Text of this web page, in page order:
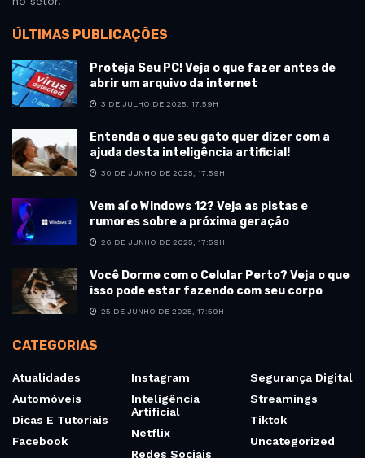
ÚLTIMAS PUBLICAÇÕES
Proteja Seu PC! Veja o que fazer antes de
abrir um arquivo da internet
3 DE JULHO DE 2025, 17:59H
Entenda o que seu gato quer dizer com a
ajuda desta inteligência artificial!
30 DE JUNHO DE 2025, 17:59H
Vem aí o Windows 12? Veja as pistas e
rumores sobre a próxima geração
26 DE JUNHO DE 2025, 17:59H
Você Dorme com o Celular Perto? Veja o que
isso pode estar fazendo com seu corpo
25 DE JUNHO DE 2025, 17:59H
CATEGORIAS
Atualidades
Automóveis
Dicas E Tutoriais
Facebook
Instagram
Inteligência
Artificial
Netflix
Redes Sociais
Segurança Digital
Streamings
Tiktok
Uncategorized